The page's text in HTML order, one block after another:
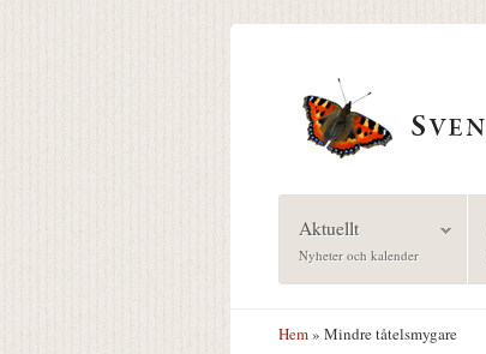
Aktuellt
Nyheter och kalender
Hem» Mindre tåtelsmygare